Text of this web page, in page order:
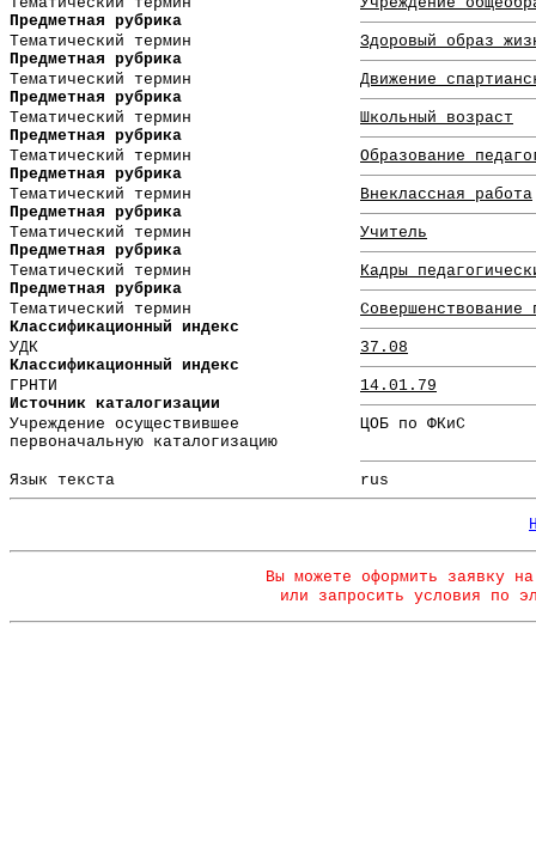
Предметная рубрика
Тематический термин
Здоровый образ
Предметная рубрика
Тематический термин
Движение
Предметная рубрика
Тематический термин
Школьный возраст
Предметная рубрика
Тематический термин
Образование
Предметная рубрика
Тематический термин
Внеклассная работа
Предметная рубрика
Тематический термин
Учитель
Предметная рубрика
Тематический термин
Кадры
Предметная рубрика
Тематический термин
Совершенствование
Классификационный индекс
УДК
37.08
Классификационный индекс
ГРНТИ
14.01.79
Источник каталогизации
Учреждение осуществившее
первоначальную каталогизацию
ЦОБ по ФКиС
Язык текста rus
Вы можете оформить заявку
или запросить условия по